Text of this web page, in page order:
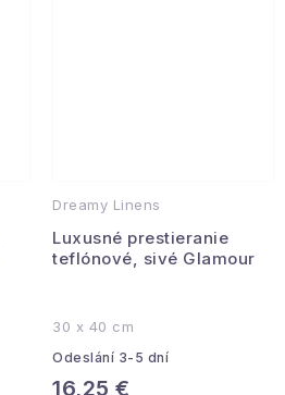
Dreamy Linens
Luxusné prestieranie
teflónové, sivé Glamour
30 x 40 cm
Odeslání 3-5 dní
16,25 €